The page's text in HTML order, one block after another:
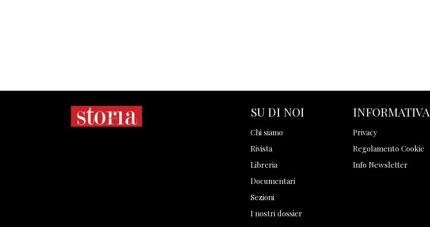
SU DI NOI
Chi siamo
Rivista
Libreria
Documentari
Sezioni
I nostri dossier
INFORMATIVA
Privacy
Regolamento Cookie
Info Newsletter